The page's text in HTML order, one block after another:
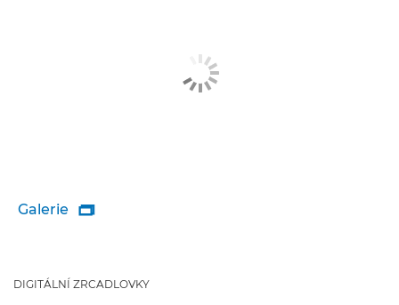
Galerie 
DIGITÁLNÍ ZRCADLOVKY